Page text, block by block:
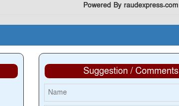
Powered By raudexpress.com
Suggestion / Comments